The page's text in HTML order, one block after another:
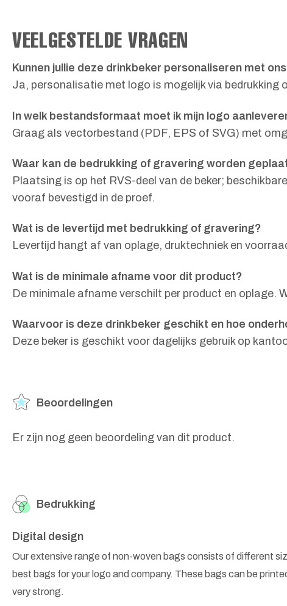
VEELGESTELDE VRAGEN
Kunnen jullie deze drinkbeker personaliseren met
Ja, personalisatie met logo is mogelijk via bedrukking
In welk bestandsformaat moet ik mijn logo
Graag als vectorbestand (PDF, EPS of SVG) met
Waar kan de bedrukking of gravering worden
Plaatsing is op het RVS-deel van de beker;
vooraf bevestigd in de proef.
Wat is de levertijd met bedrukking of gravering?
Levertijd hangt af van oplage, druktechniek en
Wat is de minimale afname voor dit product?
De minimale afname verschilt per product en oplage.
Waarvoor is deze drinkbeker geschikt en hoe
Deze beker is geschikt voor dagelijks gebruik op
Beoordelingen
Er zijn nog geen beoordeling van dit product.
Bedrukking
Digital design
Our extensive range of non-woven bags consists of different
best bags for your logo and company. These bags can be
very strong.